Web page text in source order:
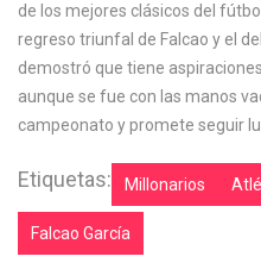
de los mejores clásicos del
regreso triunfal de Falcao y el
demostró que tiene
aunque se fue con las manos
campeonato y promete seguir
Etiquetas: Millonarios
Falcao García